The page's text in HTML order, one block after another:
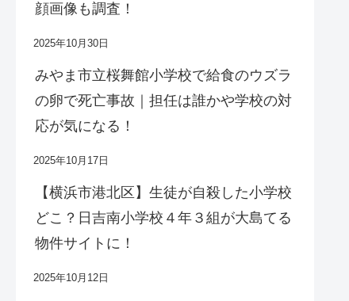
顔画像も調査！
2025年10月30日
みやま市立桜舞館小学校で給食のウズラ
の卵で死亡事故｜担任は誰かや学校の対
応が気になる！
2025年10月17日
【横浜市港北区】生徒が自殺した小学校
どこ？日吉南小学校４年３組が大島てる
物件サイトに！
2025年10月12日